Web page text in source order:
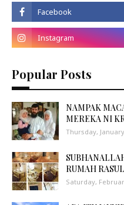
Popular Posts
NAMPAK
MEREKA NI
Thursday,
Saturday,